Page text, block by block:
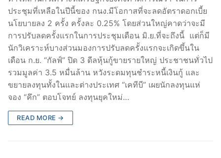
ประชุมที่เหลือในปีนี้ของ กนง.มีโอกาสที่จะลดอัตราดอกเบี้ย
นโยบายลง 2 ครั้ง ครั้งละ 0.25% โดยส่วนใหญ่คาดว่าจะมี
การปรับลดครั้งแรกในการประชุมเดือน มิ.ย.ที่จะถึงนี้ แต่ก็มี
นักวิเคราะห์บางส่วนมองการปรับลดครั้งแรกจะเกิดขึ้นใน
เดือน ก.ย. “กัลฟ์” ปิด 3 ดีลหุ้นกู้ขายรายใหญ่ ประชาชนทั่วไป
รวมมูลค่า 3.5 หมื่นล้าน หวังระดมทุนชำระหนี้เงินกู้ และ
ขยายลงทุนทั้งในและต่างประเทศ “เคทีบี” เผยนักลงทุนแห่
จอง “คึก” ตอบโจทย์ ลงทุนยุคใหม่…
READ MORE →